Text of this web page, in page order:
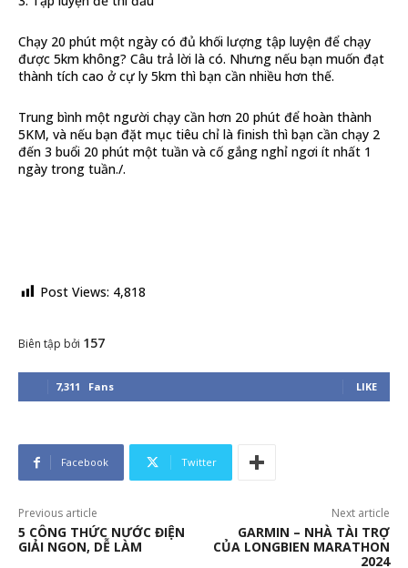
Chạy 20 phút một ngày có đủ khối lượng tập luyện để chạy
được 5km không? Câu trả lời là có. Nhưng nếu bạn muốn đạt
thành tích cao ở cự ly 5km thì bạn cần nhiều hơn thế.
Trung bình một người chạy cần hơn 20 phút để hoàn thành
5KM, và nếu bạn đặt mục tiêu chỉ là finish thì bạn cần chạy 2
đến 3 buổi 20 phút một tuần và cố gắng nghỉ ngơi ít nhất 1
ngày trong tuần./.
Post Views: 4,818
Biên tập bởi 157
7,311 Fans LIKE
Facebook Twitter
Previous article
5 CÔNG THỨC NƯỚC ĐIỆN
GIẢI NGON, DỄ LÀM
Next article
GARMIN – NHÀ TÀI TRỢ
CỦA LONGBIEN MARATHON
2024